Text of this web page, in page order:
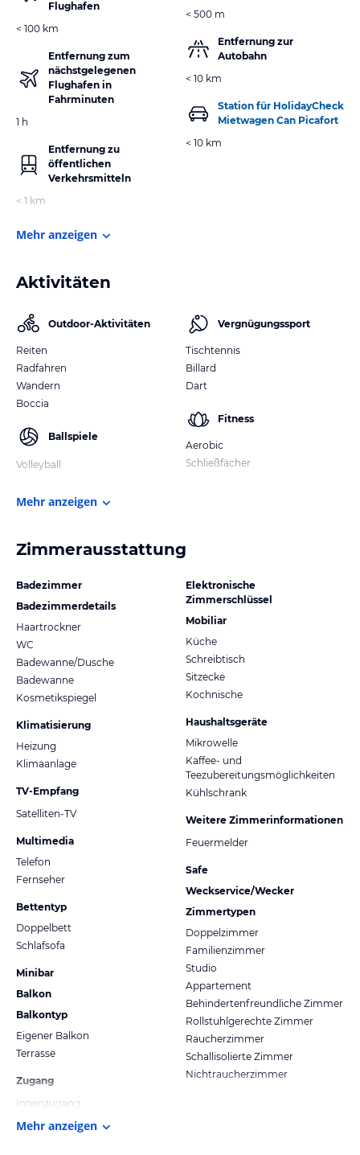
Flughafen
< 100 km
Entfernung zum
nächstgelegenen
Flughafen in
Fahrminuten
1 h
Entfernung zu
öffentlichen
Verkehrsmitteln
< 1 km
< 500 m
Entfernung zur
Autobahn
< 10 km
Station für HolidayCheck
Mietwagen Can Picafort
< 10 km
Mehr anzeigen
Aktivitäten
Outdoor-Aktivitäten
Reiten
Radfahren
Wandern
Boccia
Ballspiele
Volleyball
Vergnügungssport
Tischtennis
Billard
Dart
Fitness
Aerobic
Schließfächer
Mehr anzeigen
Zimmerausstattung
Badezimmer
Badezimmerdetails
Haartrockner
WC
Badewanne/Dusche
Badewanne
Kosmetikspiegel
Klimatisierung
Heizung
Klimaanlage
TV-Empfang
Satelliten-TV
Multimedia
Telefon
Fernseher
Bettentyp
Doppelbett
Schlafsofa
Minibar
Balkon
Balkontyp
Eigener Balkon
Terrasse
Zugang
Innenzugang
Elektronische
Zimmerschlüssel
Mobiliar
Küche
Schreibtisch
Sitzecke
Kochnische
Haushaltsgeräte
Mikrowelle
Kaffee- und
Teezubereitungsmöglichkeiten
Kühlschrank
Weitere Zimmerinformationen
Feuermelder
Safe
Weckservice/Wecker
Zimmertypen
Doppelzimmer
Familienzimmer
Studio
Appartement
Behindertenfreundliche Zimmer
Rollstuhlgerechte Zimmer
Raucherzimmer
Schallisolierte Zimmer
Nichtraucherzimmer
Mehr anzeigen